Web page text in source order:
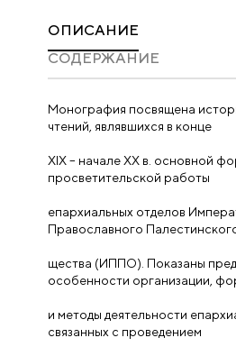
ОПИСАНИЕ
CОДЕРЖАНИЕ
Монография посвящена
чтений, являвшихся в конце
XIX – начале ХХ в. основной
просветительской работы
епархиальных отделов
Православного
щества (ИППО). Показаны
особенности организации,
и методы деятельности
связанных с проведением